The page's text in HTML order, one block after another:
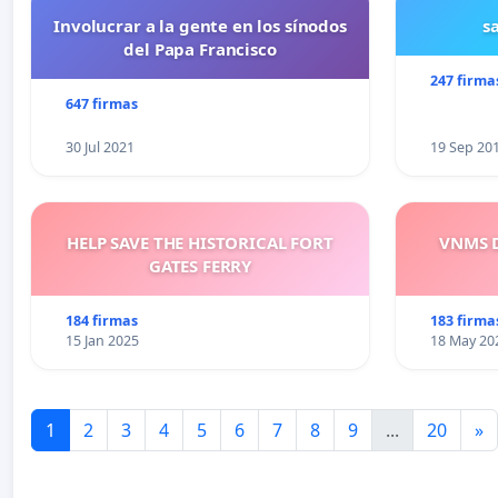
Involucrar a la gente en los sínodos
del Papa Francisco
647 firmas
30 Jul 2021
247
19 Sep
HELP SAVE THE HISTORICAL FORT
GATES FERRY
184 firmas
15 Jan 2025
VNMS
183
18 May
1 2 3 4 5 6 7 8 9 ... 20 »